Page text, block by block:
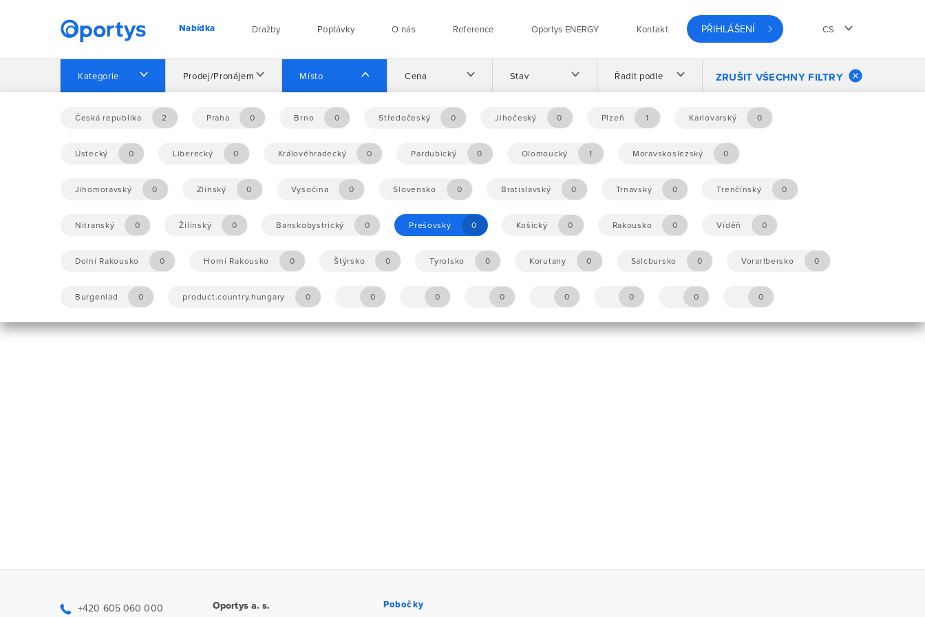
Nabídka Dražby Poptávky O nás Reference Oportys ENERGY Kontakt PŘIHLÁŠENÍ CS
Kategorie Prodej/Pronájem Místo
Česká republika 2 Praha 0 Brno 0 Středočeský 0 Jihočeský 0 Plzeň 1 Karlovarský 0
Ústecký 0 Liberecký 0 Královéhradecký 0 Pardubický 0 Olomoucký 1 Moravskoslezský 0
Jihomoravský 0 Zlínský 0 Vysočina 0 Slovensko 0 Bratislavský 0 Trnavský 0 Trenčínský 0
Nitranský 0 Žilinský 0 Banskobystrický 0 Prešovský 0 Košický 0 Rakousko 0 Víděň 0
Dolní Rakousko 0 Horní Rakousko 0 Štýrsko 0 Tyrolsko 0 Korutany 0 Salcbursko 0 Vorarlbersko 0
Burgenlad 0 product.country.hungary 0 0 0 0 0 0 0 0
Cena Stav Řadit podle ZRUŠIT VŠECHNY FILTRY
Domů Nabídka
Nebyly nalezeny žádné příležitosti.
+420 605 060 000
Oportys a. s.
Pobočky